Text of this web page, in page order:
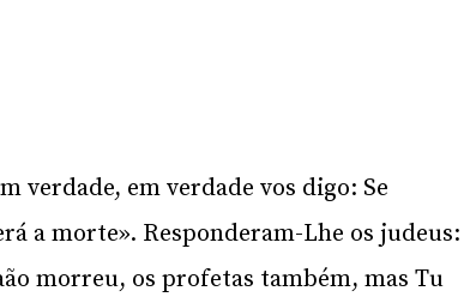
verdade, em verdade vos digo: Se
a morte». Responderam-Lhe os judeus:
morreu, os profetas também, mas Tu